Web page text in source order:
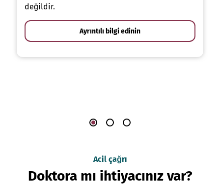
değildir.
Ayrıntılı bilgi edinin
Acil çağrı
Doktora mı ihtiyacınız var?